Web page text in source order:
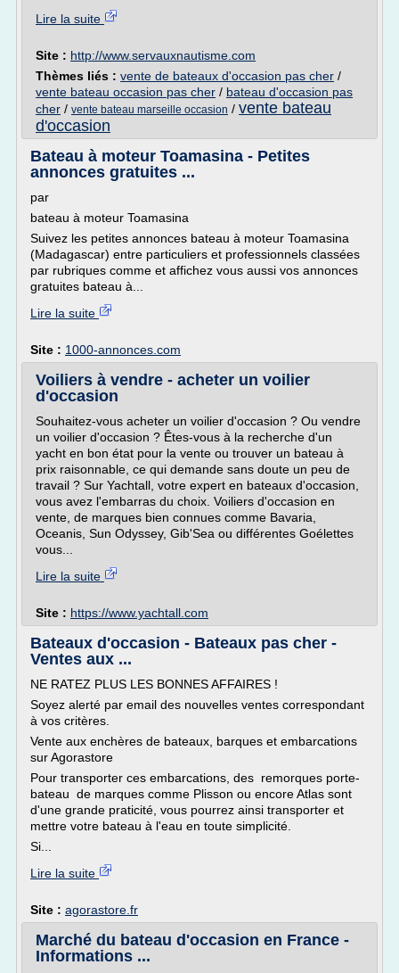
Lire la suite
Site : http://www.servauxnautisme.com
Thèmes liés : vente de bateaux d'occasion pas cher /
vente bateau occasion pas cher / bateau d'occasion pas
cher / vente bateau marseille occasion / vente bateau
d'occasion
Bateau à moteur Toamasina - Petites
annonces gratuites ...
par
bateau à moteur Toamasina
Suivez les petites annonces bateau à moteur Toamasina
(Madagascar) entre particuliers et professionnels classées
par rubriques comme et affichez vous aussi vos annonces
gratuites bateau à...
Lire la suite
Site : 1000-annonces.com
Voiliers à vendre - acheter un voilier
d'occasion
Souhaitez-vous acheter un voilier d'occasion ? Ou vendre
un voilier d'occasion ? Êtes-vous à la recherche d'un
yacht en bon état pour la vente ou trouver un bateau à
prix raisonnable, ce qui demande sans doute un peu de
travail ? Sur Yachtall, votre expert en bateaux d'occasion,
vous avez l'embarras du choix. Voiliers d'occasion en
vente, de marques bien connues comme Bavaria,
Oceanis, Sun Odyssey, Gib'Sea ou différentes Goélettes
vous...
Lire la suite
Site : https://www.yachtall.com
Bateaux d'occasion - Bateaux pas cher -
Ventes aux ...
NE RATEZ PLUS LES BONNES AFFAIRES !
Soyez alerté par email des nouvelles ventes correspondant
à vos critères.
Vente aux enchères de bateaux, barques et embarcations
sur Agorastore
Pour transporter ces embarcations, des remorques porte-
bateau de marques comme Plisson ou encore Atlas sont
d'une grande praticité, vous pourrez ainsi transporter et
mettre votre bateau à l'eau en toute simplicité.
Si...
Lire la suite
Site : agorastore.fr
Marché du bateau d'occasion en France -
Informations ...